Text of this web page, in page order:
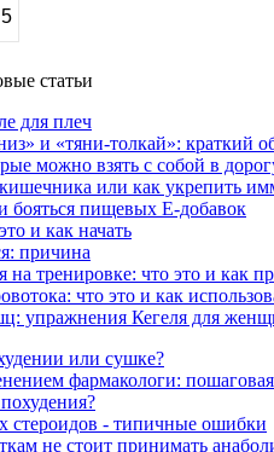
5
статьи
для плеч
и «тяни-толкай»: краткий
можно взять с собой в
или как укрепить
бояться пищевых Е-добавок
и как начать
причина
тренировке: что это и как
что это и как
упражнения Кегеля для
или сушке?
фармакологи:
стероидов - типичные ошибки
не стоит принимать